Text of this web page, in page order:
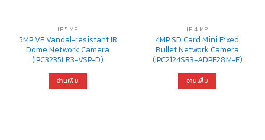
IP 5 MP
5MP VF Vandal-resistant IR
Dome Network Camera
(IPC3235LR3-VSP-D)
อ่านเพิ่ม
IP 4 MP
4MP SD Card Mini Fixed
Bullet Network Camera
(IPC2124SR3-ADPF28M-F)
อ่านเพิ่ม